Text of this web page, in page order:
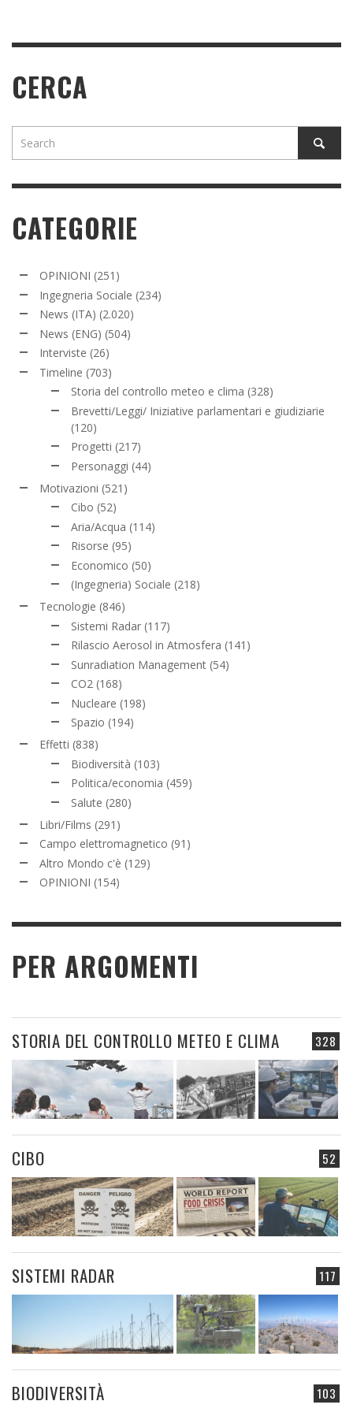
CERCA
CATEGORIE
OPINIONI (251)
Ingegneria Sociale (234)
News (ITA) (2.020)
News (ENG) (504)
Interviste (26)
Timeline (703)
Storia del controllo meteo e clima (328)
Brevetti/Leggi/ Iniziative parlamentari e giudiziarie
(120)
Progetti (217)
Personaggi (44)
Motivazioni (521)
Cibo (52)
Aria/Acqua (114)
Risorse (95)
Economico (50)
(Ingegneria) Sociale (218)
Tecnologie (846)
Sistemi Radar (117)
Rilascio Aerosol in Atmosfera (141)
Sunradiation Management (54)
CO2 (168)
Nucleare (198)
Spazio (194)
Effetti (838)
Biodiversità (103)
Politica/economia (459)
Salute (280)
Libri/Films (291)
Campo elettromagnetico (91)
Altro Mondo c'è (129)
OPINIONI (154)
PER ARGOMENTI
328
STORIA DEL CONTROLLO METEO E CLIMA
52
CIBO
117
SISTEMI RADAR
103
BIODIVERSITÀ